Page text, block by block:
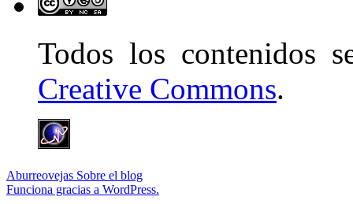
Todos los contenidos
Creative Commons.
Aburreovejas Sobre el blog
Funciona gracias a WordPress.